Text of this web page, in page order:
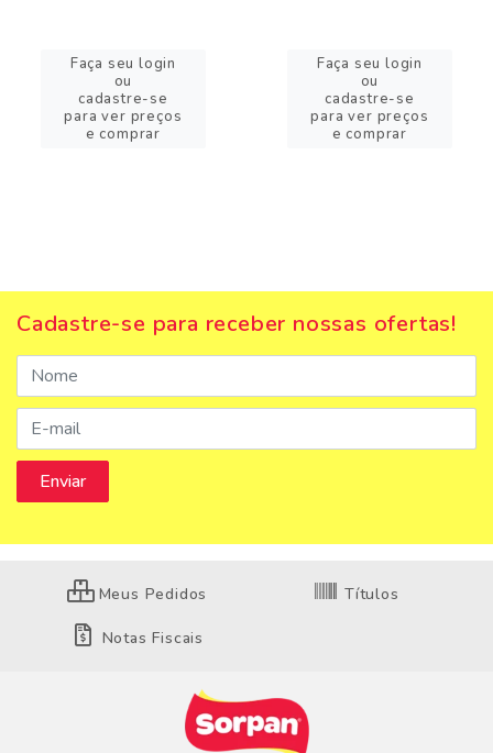
Faça seu login
ou
cadastre-se
para ver preços
e comprar
Faça seu login
ou
cadastre-se
para ver preços
e comprar
Cadastre-se para receber nossas ofertas!
Meus Pedidos Títulos
Notas Fiscais